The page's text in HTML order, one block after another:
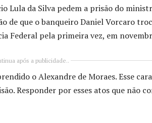
Lula da Silva pedem a prisão do
de que o banqueiro Daniel Vorcaro
Federal pela primeira vez, em
após a publicidade..
o Alexandre de Moraes. Esse
Responder por esses atos que não